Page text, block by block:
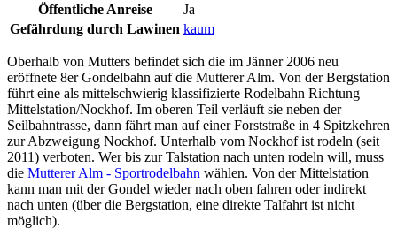
Öffentliche Anreise
Ja
Gefährdung durch Lawinen kaum
Oberhalb von Mutters befindet sich die im Jänner 2006 neu
eröffnete 8er Gondelbahn auf die Mutterer Alm. Von der Bergstation
führt eine als mittelschwierig klassifizierte Rodelbahn Richtung
Mittelstation/Nockhof. Im oberen Teil verläuft sie neben der
Seilbahntrasse, dann fährt man auf einer Forststraße in 4 Spitzkehren
zur Abzweigung Nockhof. Unterhalb vom Nockhof ist rodeln (seit
2011) verboten. Wer bis zur Talstation nach unten rodeln will, muss
die Mutterer Alm - Sportrodelbahn wählen. Von der Mittelstation
kann man mit der Gondel wieder nach oben fahren oder indirekt
nach unten (über die Bergstation, eine direkte Talfahrt ist nicht
möglich).